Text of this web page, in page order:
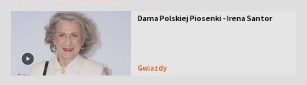
Dama Polskiej Piosenki - Irena Santor
Gwiazdy